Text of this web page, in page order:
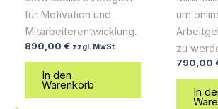
für Motivation und
Mitarbeiterentwicklung.
890,00 € zzgl. MwSt.
In den
Warenkorb
um
zu
790,00
In